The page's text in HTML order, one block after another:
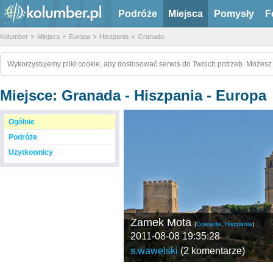
Podróże Miejsca Pomysły
Kolumber Miejsca Europa Hiszpania Granada
Wykorzystujemy pliki cookie, aby dostosować serwis do Twoich potrzeb.
Miejsce: Granada - Hiszpania - Europa
Ogólnie
Podróże
Użytkownicy
Zamek Mota (Granada ,Hiszpania)
2011-08-08 19:35:28
s.wawelski(2 komentarze)